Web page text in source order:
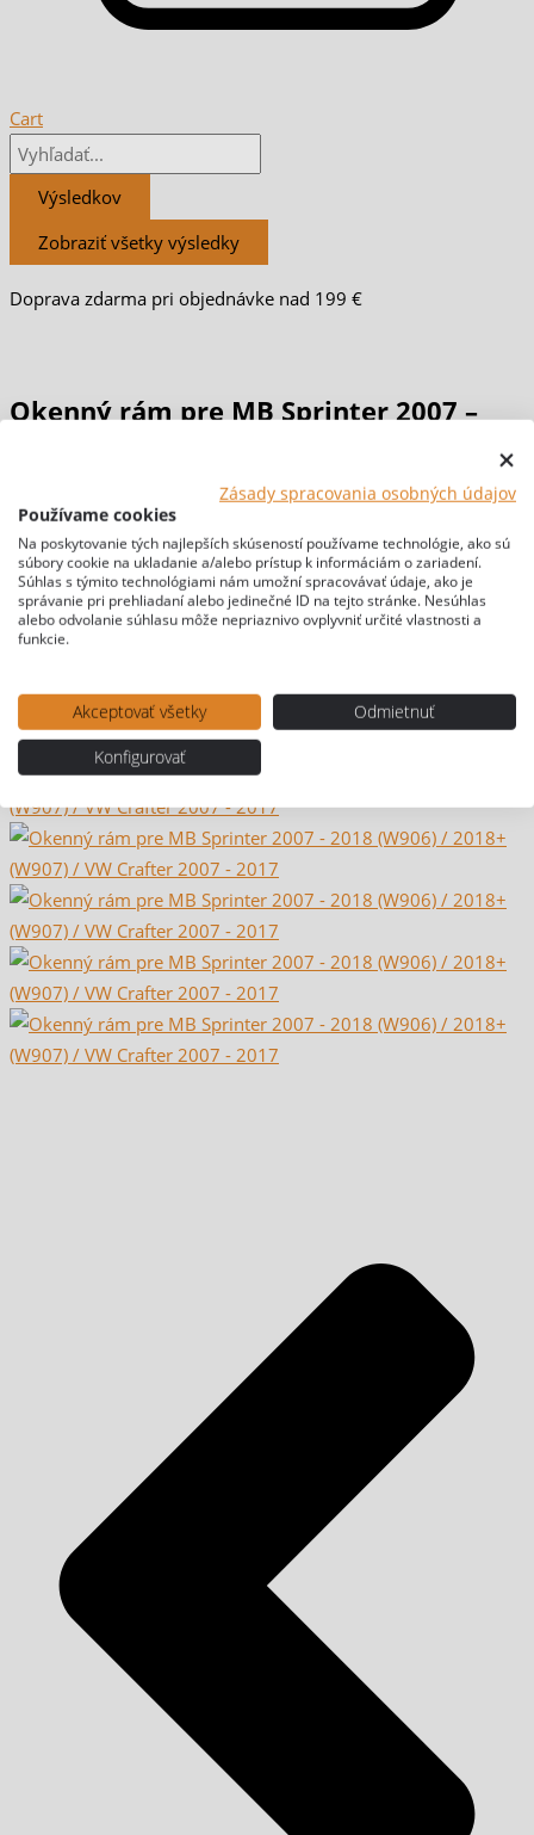
Cart
Výsledkov
Zobraziť všetky výsledky
Doprava zdarma pri objednávke nad 199 €
Okenný rám pre MB Sprinter 2007 –
Crafter 2007 – 2017
Domov/PRESTAVBY & MATERIÁLY/NOSNÉ
KONŠTRUKCIE / Okenný rám pre MB Sprinter 2007 – 2018
(W906) / 2018+ (W907) / VW Crafter 2007 – 2017
Zásady spracovania osobných údajov
Používame cookies
Na poskytovanie tých najlepších skúseností používame technológie, ako sú
súbory cookie na ukladanie a/alebo prístup k informáciám o zariadení.
Súhlas s týmito technológiami nám umožní spracovávať údaje, ako je
správanie pri prehliadaní alebo jedinečné ID na tejto stránke. Nesúhlas
alebo odvolanie súhlasu môže nepriaznivo ovplyvniť určité vlastnosti a
funkcie.
Akceptovať všetky
Odmietnuť
Konfigurovať